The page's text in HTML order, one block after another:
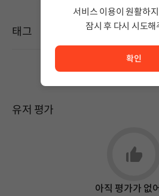
태그
유저 평가
아직 평가가 없
서비스 이용이 원활하
잠시 후 다시 시도해
확인